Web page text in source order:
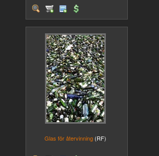
Glas för återvinning (RF)